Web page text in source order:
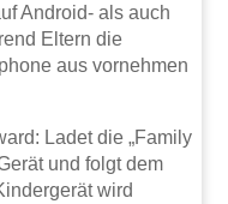
Android- als auch
Eltern die
aus vornehmen
Ladet die „Family
und folgt dem
wird